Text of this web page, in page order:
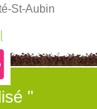
St-Aubin
"